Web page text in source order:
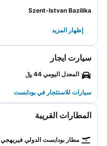
Szent-Istvan Bazilika
إظهار المزيد
سيارت ايجار
المعدل اليومي 44 ﷼
سيارات للاستئجار في بودابست
المطارات القريبة
مطار بودابست الدولي فيريهجي